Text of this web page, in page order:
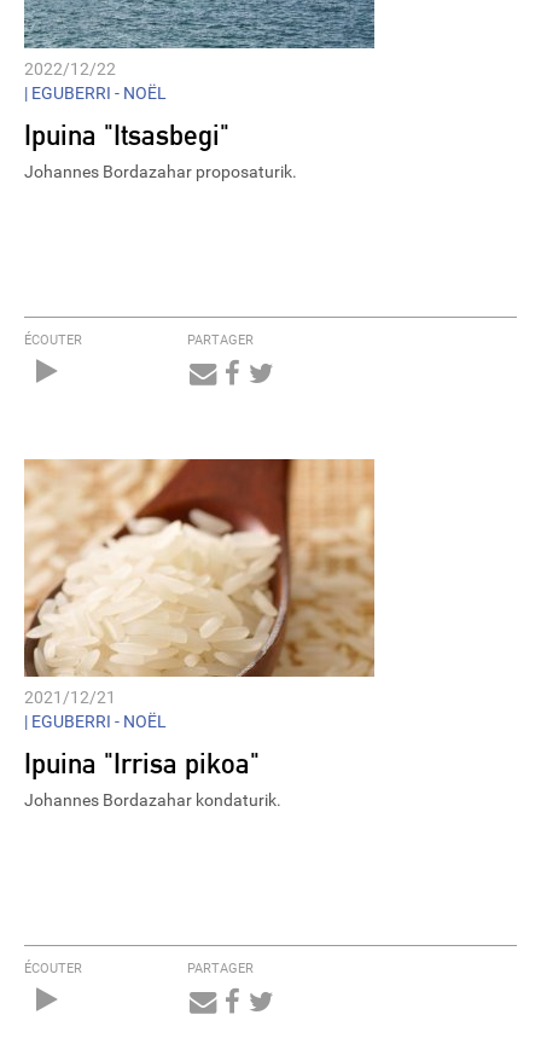
2022/12/22
| EGUBERRI - NOËL
Ipuina "Itsasbegi"
Johannes Bordazahar proposaturik.
ÉCOUTER PARTAGER
2021/12/21
| EGUBERRI - NOËL
Ipuina "Irrisa pikoa"
Johannes Bordazahar kondaturik.
ÉCOUTER PARTAGER